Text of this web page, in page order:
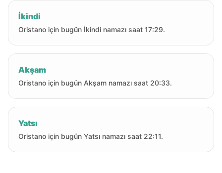
İkindi
Oristano için bugün İkindi namazı saat 17:29.
Akşam
Oristano için bugün Akşam namazı saat 20:33.
Yatsı
Oristano için bugün Yatsı namazı saat 22:11.